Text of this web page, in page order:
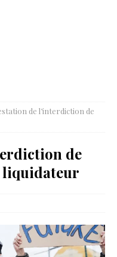
de l’interdiction de
de
liquidateur